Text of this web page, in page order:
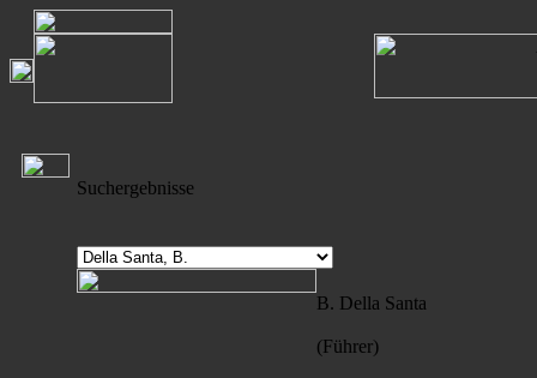
Suchergebnisse
B. Della Santa
(Führer)